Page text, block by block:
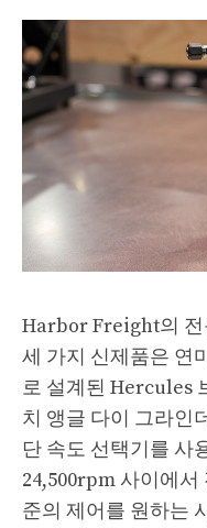
Harbor Freight의 전
세 가지 신제품은 연
로 설계된 Hercules
치 앵글 다이 그라인
단 속도 선택기를 사
24,500rpm 사이에서
준의 제어를 원하는